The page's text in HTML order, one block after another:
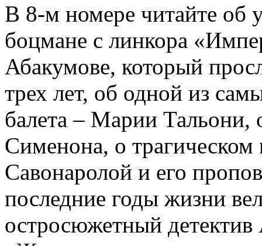
В 8-м номере читайте об
боцмане с линкора
Абакумове, который
трех лет, об одной из
балета – Марии
Сименона, о трагическом
Савонаролой и его
последние годы жизни
остросюжетный детектив